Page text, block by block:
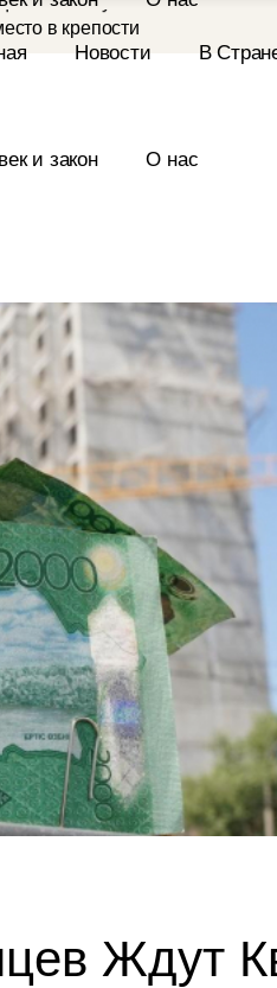
в крепости
из-за бомбы
на 7 августа
Ждут